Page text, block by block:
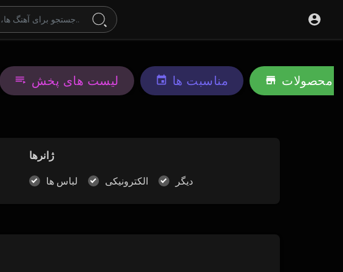
لیست های پخش مناسبت ها محصولات
ژانرها
لباس ها الکترونیکی دیگر